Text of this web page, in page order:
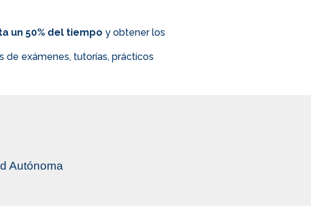
un 50% del tiempo y obtener los
de exámenes, tutorías, prácticos
Autónoma